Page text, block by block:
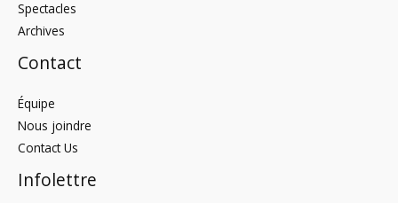
Spectacles
Archives
Contact
Équipe
Nous joindre
Contact Us
Infolettre